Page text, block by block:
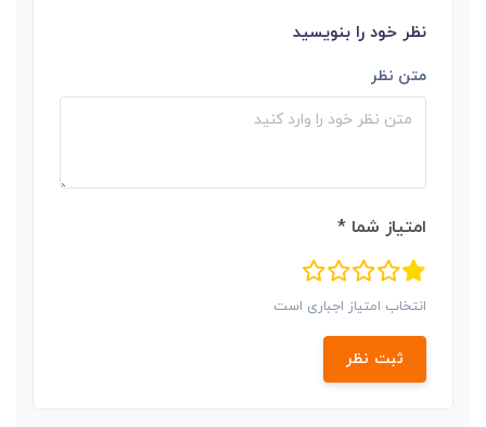
نظر خود را بنویسید
متن نظر
امتیاز شما *
انتخاب امتیاز اجباری است
ثبت نظر